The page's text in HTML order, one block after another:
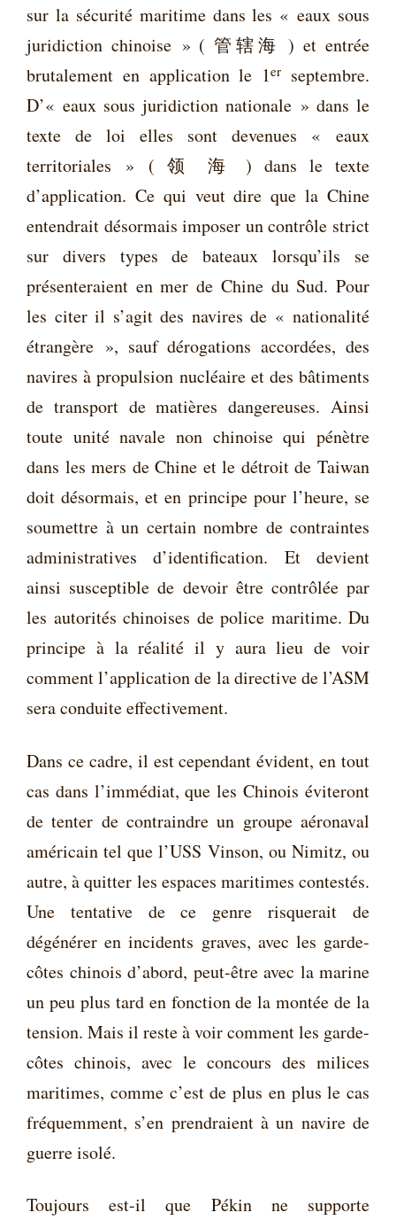
sur la sécurité maritime dans les « eaux sous
juridiction chinoise » ( 管辖海 ) et entrée
brutalement en application le 1er septembre.
D’« eaux sous juridiction nationale » dans le
texte de loi elles sont devenues « eaux
territoriales » ( 领 海 ) dans le texte
d’application. Ce qui veut dire que la Chine
entendrait désormais imposer un contrôle strict
sur divers types de bateaux lorsqu’ils se
présenteraient en mer de Chine du Sud. Pour
les citer il s’agit des navires de « nationalité
étrangère », sauf dérogations accordées, des
navires à propulsion nucléaire et des bâtiments
de transport de matières dangereuses. Ainsi
toute unité navale non chinoise qui pénètre
dans les mers de Chine et le détroit de Taiwan
doit désormais, et en principe pour l’heure, se
soumettre à un certain nombre de contraintes
administratives d’identification. Et devient
ainsi susceptible de devoir être contrôlée par
les autorités chinoises de police maritime. Du
principe à la réalité il y aura lieu de voir
comment l’application de la directive de l’ASM
sera conduite effectivement.
Dans ce cadre, il est cependant évident, en tout
cas dans l’immédiat, que les Chinois éviteront
de tenter de contraindre un groupe aéronaval
américain tel que l’USS Vinson, ou Nimitz, ou
autre, à quitter les espaces maritimes contestés.
Une tentative de ce genre risquerait de
dégénérer en incidents graves, avec les garde-
côtes chinois d’abord, peut-être avec la marine
un peu plus tard en fonction de la montée de la
tension. Mais il reste à voir comment les garde-
côtes chinois, avec le concours des milices
maritimes, comme c’est de plus en plus le cas
fréquemment, s’en prendraient à un navire de
guerre isolé.
Toujours est-il que Pékin ne supporte